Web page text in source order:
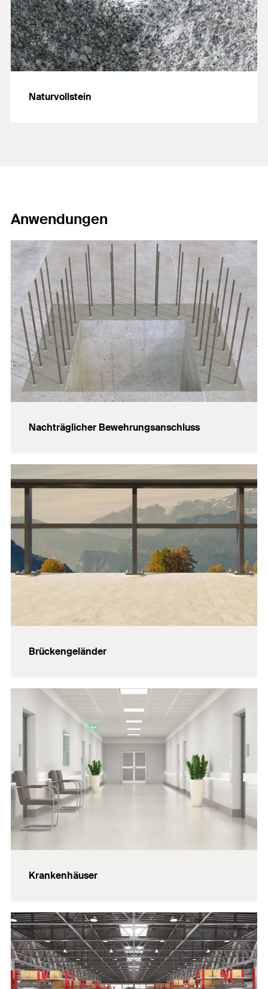
Naturvollstein
Anwendungen
Nachträglicher Bewehrungsanschluss
Brückengeländer
Krankenhäuser